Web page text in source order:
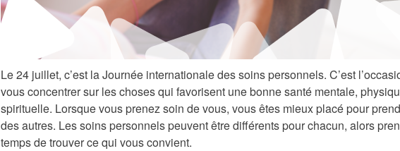
Le 24 juillet, c’est la Journée internationale des soins personnels. C’est
vous concentrer sur les choses qui favorisent une bonne santé mentale,
spirituelle. Lorsque vous prenez soin de vous, vous êtes mieux placé pour
des autres. Les soins personnels peuvent être différents pour chacun, alors
temps de trouver ce qui vous convient.